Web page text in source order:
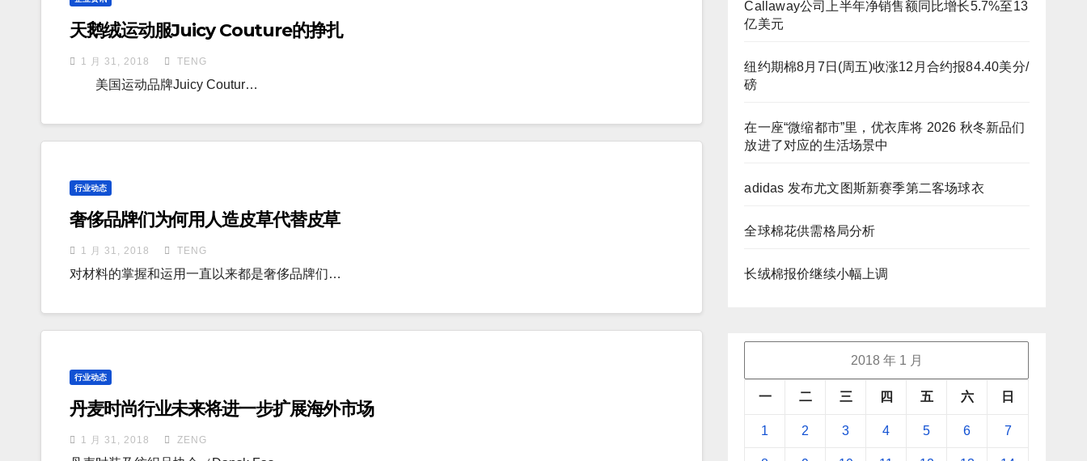
天鹅绒运动服Juicy Couture的挣扎
1 月 31, 2018 TENG
美国运动品牌Juicy Coutur…
行业动态
奢侈品牌们为何用人造皮草代替皮草
1 月 31, 2018 TENG
对材料的掌握和运用一直以来都是奢侈品牌们…
行业动态
丹麦时尚行业未来将进一步扩展海外市场
1 月 31, 2018 ZENG
Callaway公司上半年净销售额同比增长5.7%至13
亿美元
纽约期棉8月7日(周五)收涨12月合约报84.40美分/
磅
在一座“微缩都市”里，优衣库将 2026 秋冬新品们
放进了对应的生活场景中
adidas 发布尤文图斯新赛季第二客场球衣
全球棉花供需格局分析
长绒棉报价继续小幅上调
2018 年 1 月
一 二 三 四 五 六 日
1 2 3 4 5 6 7